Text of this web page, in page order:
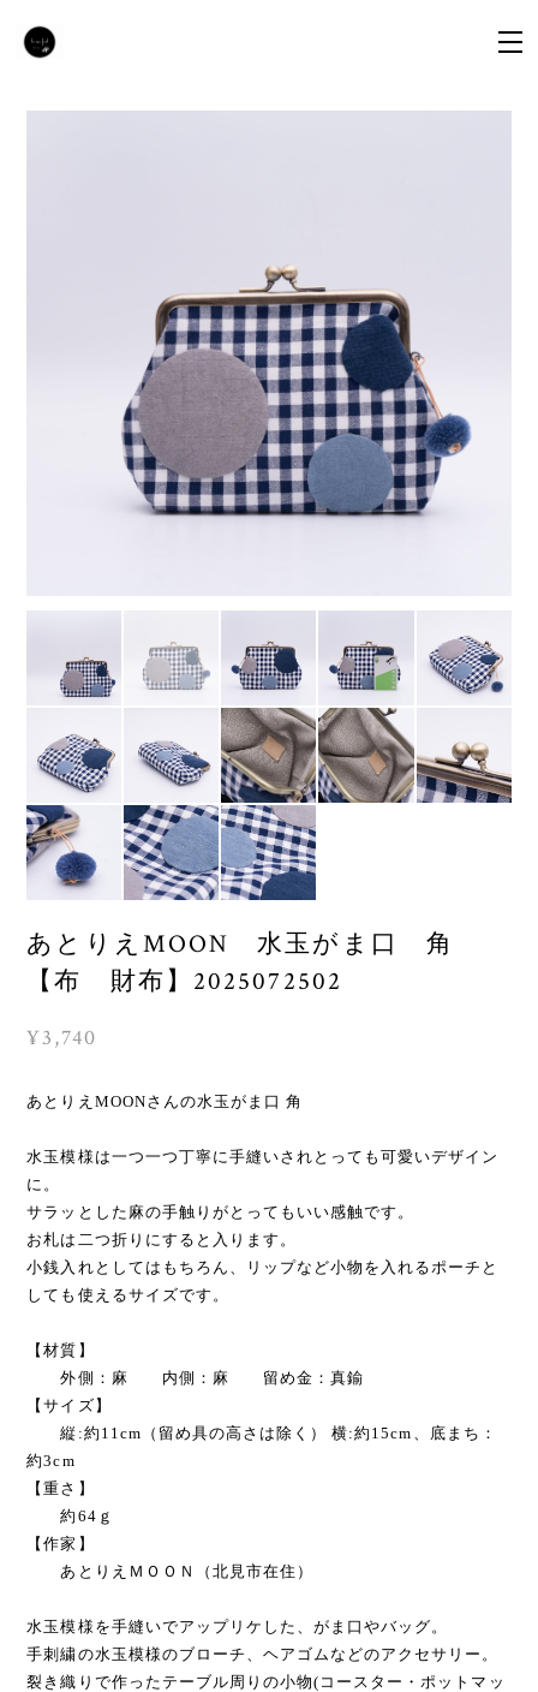
あとりえMOON 水玉がま口 角
【布 財布】2025072502
¥3,740
あとりえMOONさんの水玉がま口 角
水玉模様は一つ一つ丁寧に手縫いされとっても可愛いデザイン
に。
サラッとした麻の手触りがとってもいい感触です。
お札は二つ折りにすると入ります。
小銭入れとしてはもちろん、リップなど小物を入れるポーチと
しても使えるサイズです。
【材質】
外側：麻 内側：麻 留め金：真鍮
【サイズ】
縦:約11cm（留め具の高さは除く） 横:約15cm、底まち：
約3cm
【重さ】
約64ｇ
【作家】
あとりえＭＯＯＮ（北見市在住）
水玉模様を手縫いでアップリケした、がま口やバッグ。
手刺繍の水玉模様のブローチ、ヘアゴムなどのアクセサリー。
裂き織りで作ったテーブル周りの小物(コースター・ポットマッ